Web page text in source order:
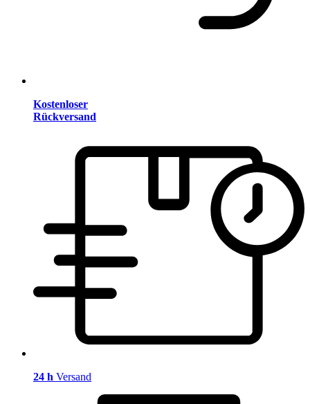
Kostenloser
Rückversand
24 h Versand